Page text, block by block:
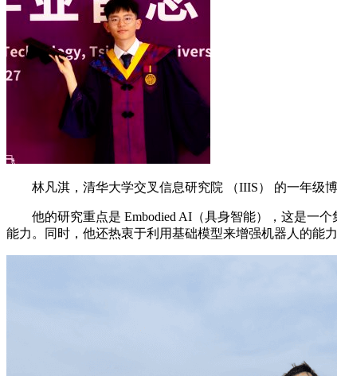
林凡淇，清华大学交叉信息研究院 （IIIS） 的一年级博
他的研究重点是 Embodied AI（具身智能），这是一个
能力。同时，他还热衷于利用基础模型来增强机器人的能力